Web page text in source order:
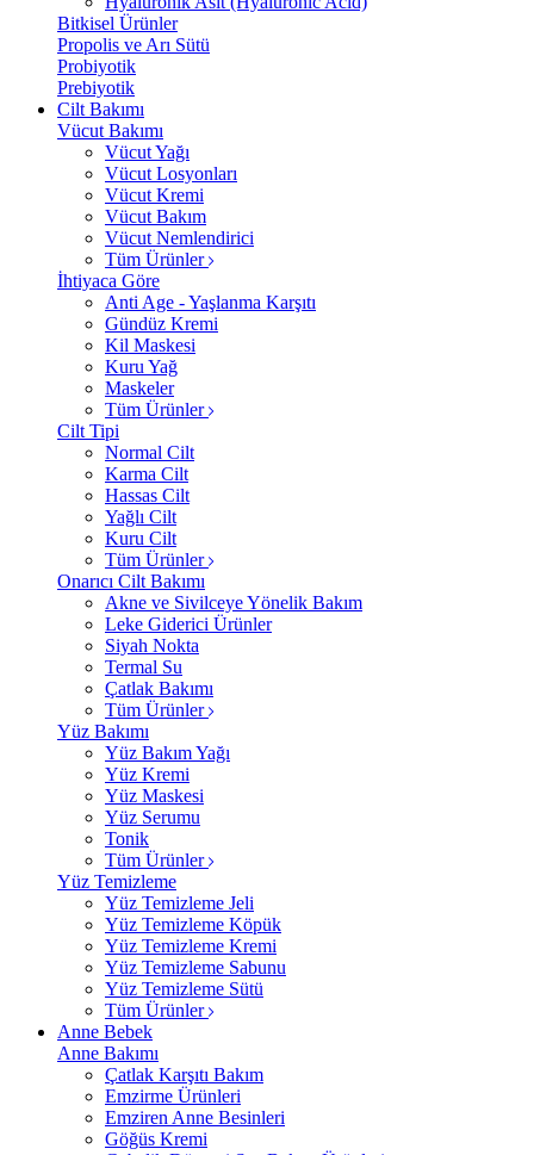
Bitkisel Ürünler
Propolis ve Arı Sütü
Probiyotik
Prebiyotik
Cilt Bakımı
Vücut Bakımı
Vücut Yağı
Vücut Losyonları
Vücut Kremi
Vücut Bakım
Vücut Nemlendirici
Tüm Ürünler
İhtiyaca Göre
Anti Age - Yaşlanma Karşıtı
Gündüz Kremi
Kil Maskesi
Kuru Yağ
Maskeler
Tüm Ürünler
Cilt Tipi
Normal Cilt
Karma Cilt
Hassas Cilt
Yağlı Cilt
Kuru Cilt
Tüm Ürünler
Onarıcı Cilt Bakımı
Akne ve Sivilceye Yönelik Bakım
Leke Giderici Ürünler
Siyah Nokta
Termal Su
Çatlak Bakımı
Tüm Ürünler
Yüz Bakımı
Yüz Bakım Yağı
Yüz Kremi
Yüz Maskesi
Yüz Serumu
Tonik
Tüm Ürünler
Yüz Temizleme
Yüz Temizleme Jeli
Yüz Temizleme Köpük
Yüz Temizleme Kremi
Yüz Temizleme Sabunu
Yüz Temizleme Sütü
Tüm Ürünler
Anne Bebek
Anne Bakımı
Çatlak Karşıtı Bakım
Emzirme Ürünleri
Emziren Anne Besinleri
Göğüs Kremi